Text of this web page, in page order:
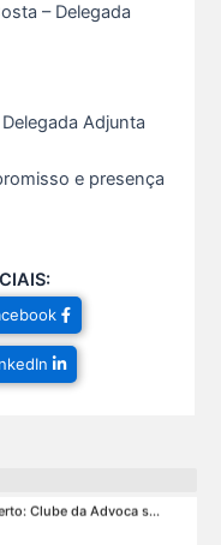
– Delegada
Adjunta
e presença
da Advocac s...
quanto s...
a vida de qu s...
especial em to s...